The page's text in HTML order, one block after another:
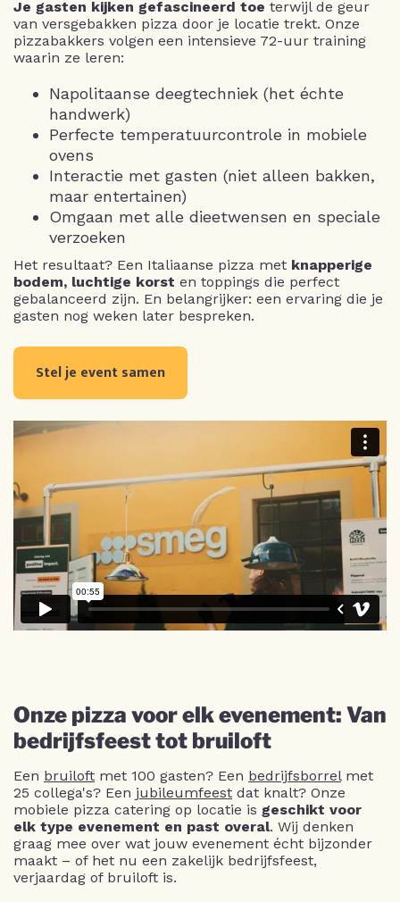
Je gasten kijken gefascineerd toe terwijl de geur
van versgebakken pizza door je locatie trekt. Onze
pizzabakkers volgen een intensieve 72-uur training
waarin ze leren:
Napolitaanse deegtechniek (het échte
handwerk)
Perfecte temperatuurcontrole in mobiele
ovens
Interactie met gasten (niet alleen bakken,
maar entertainen)
Omgaan met alle dieetwensen en speciale
verzoeken
Het resultaat? Een Italiaanse pizza met knapperige
bodem, luchtige korst en toppings die perfect
gebalanceerd zijn. En belangrijker: een ervaring die je
gasten nog weken later bespreken.
Stel je event samen
Onze pizza voor elk evenement: Van
bedrijfsfeest tot bruiloft
Een bruiloft met 100 gasten? Een bedrijfsborrelmet
25 collega's? Een jubileumfeest dat knalt? Onze
mobiele pizza catering op locatie is geschikt voor
elk type evenement en past overal. Wij denken
graag mee over wat jouw evenement écht bijzonder
maakt – of het nu een zakelijk bedrijfsfeest,
verjaardag of bruiloft is.